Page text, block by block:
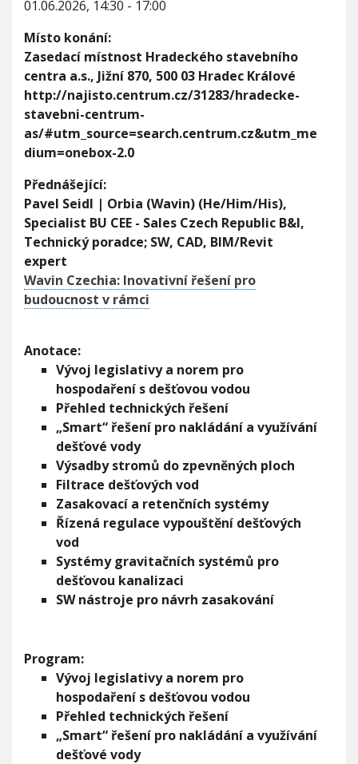
V
A
E
s
p
o
d
a
ř
e
n
í
s
e
š
ť
o
v
o
u
v
o
u
r
e
01.06.2026, 14:30 - 17:00
Místo konání:
Zasedací místnost Hradeckého stavebního
centra a.s., Jižní 870, 500 03 Hradec Králové
http://najisto.centrum.cz/31283/hradecke-
stavebni-centrum-
as/#utm_source=search.centrum.cz&utm_me
dium=onebox-2.0
Anotace:
Vývoj legislativy a norem pro
hospodaření s dešťovou vodou
Přehled technických řešení
„Smart“ řešení pro nakládání a využívání
dešťové vody
Výsadby stromů do zpevněných ploch
Filtrace dešťových vod
Zasakovací a retenčních systémy
Řízená regulace vypouštění dešťových
vod
Systémy gravitačních systémů pro
dešťovou kanalizaci
SW nástroje pro návrh zasakování
Program:
Vývoj legislativy a norem pro
hospodaření s dešťovou vodou
Přehled technických řešení
„Smart“ řešení pro nakládání a využívání
dešťové vody
Přednášející:
Pavel Seidl | Orbia (Wavin) (He/Him/His),
Specialist BU CEE - Sales Czech Republic B&I,
Technický poradce; SW, CAD, BIM/Revit
expert
Wavin Czechia: Inovativní řešení pro
budoucnost v rámci